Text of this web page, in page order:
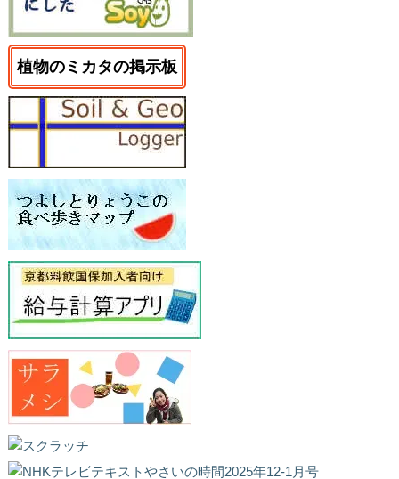
植物のミカタの掲示板